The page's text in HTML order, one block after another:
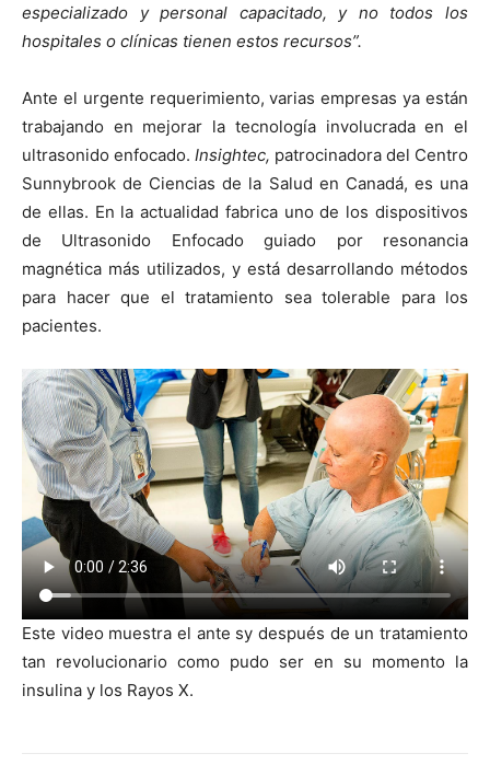
especializado y personal capacitado, y no todos los
hospitales o clínicas tienen estos recursos”.
Ante el urgente requerimiento, varias empresas ya están
trabajando en mejorar la tecnología involucrada en el
ultrasonido enfocado. Insightec, patrocinadora del Centro
Sunnybrook de Ciencias de la Salud en Canadá, es una
de ellas. En la actualidad fabrica uno de los dispositivos
de Ultrasonido Enfocado guiado por resonancia
magnética más utilizados, y está desarrollando métodos
para hacer que el tratamiento sea tolerable para los
pacientes.
Este video muestra el ante sy después de un tratamiento
tan revolucionario como pudo ser en su momento la
insulina y los Rayos X.